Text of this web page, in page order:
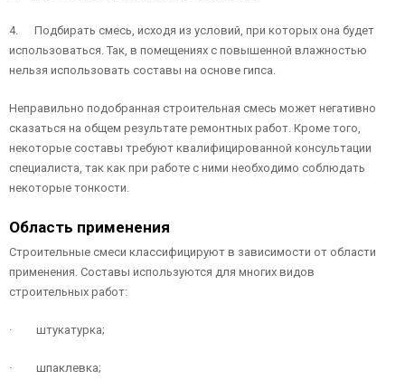
4. Подбирать смесь, исходя из условий, при которых она будет
использоваться. Так, в помещениях с повышенной влажностью
нельзя использовать составы на основе гипса.
Неправильно подобранная строительная смесь может негативно
сказаться на общем результате ремонтных работ. Кроме того,
некоторые составы требуют квалифицированной консультации
специалиста, так как при работе с ними необходимо соблюдать
некоторые тонкости.
Область применения
Строительные смеси классифицируют в зависимости от области
применения. Составы используются для многих видов
строительных работ:
· штукатурка;
· шпаклевка;